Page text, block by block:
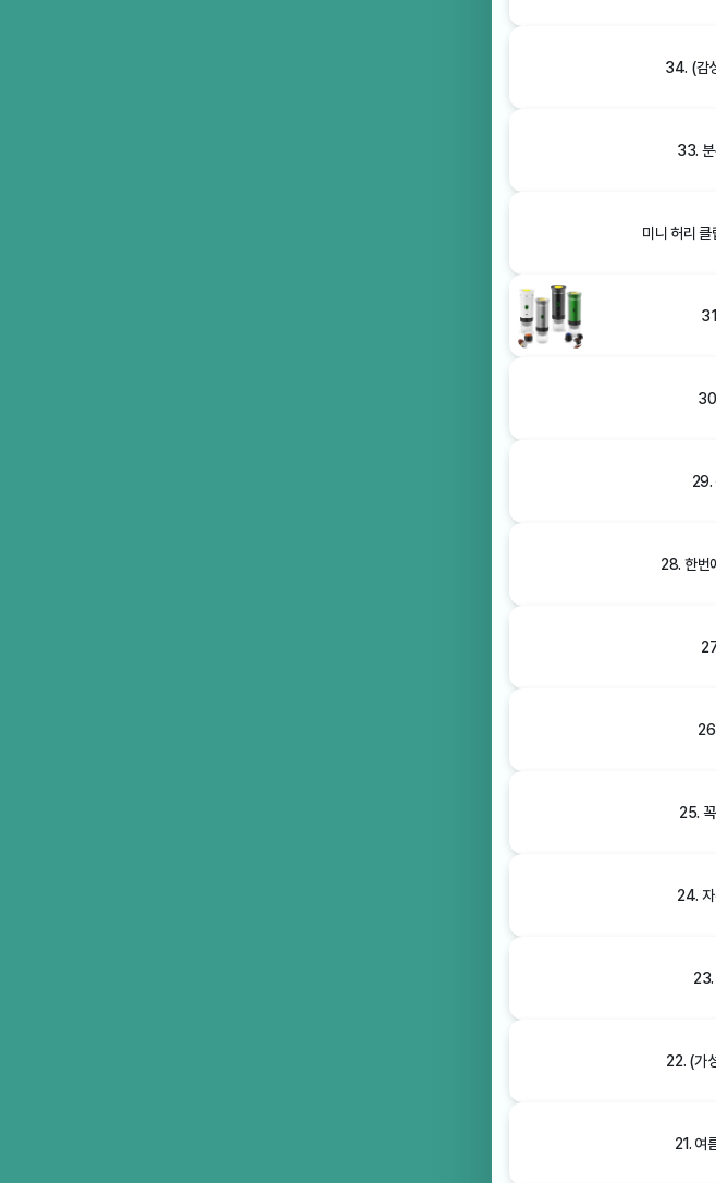
34. (감
33. 분
미니 허리
29.
28. 한번
25.
24. 자
23.
22. (가
21. 여